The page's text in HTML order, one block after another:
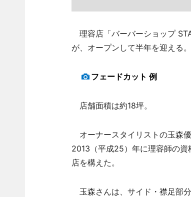
理容店「バーバーショップ
が、オープンして半年を迎える。
フェードカット 例
店舗面積は約18坪。
オーナースタイリストの玉森
2013（平成25）年に理容師の
店を構えた。
玉森さんは、サイド・襟足部